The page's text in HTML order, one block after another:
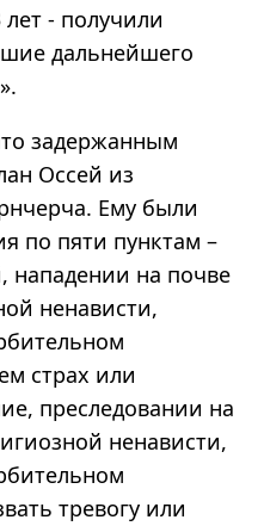
- получили
дальнейшего
задержанным
Оссей из
Ему были
по пяти пунктам –
нападении на почве
ненависти,
страх или
преследовании на
ненависти,
тревогу или